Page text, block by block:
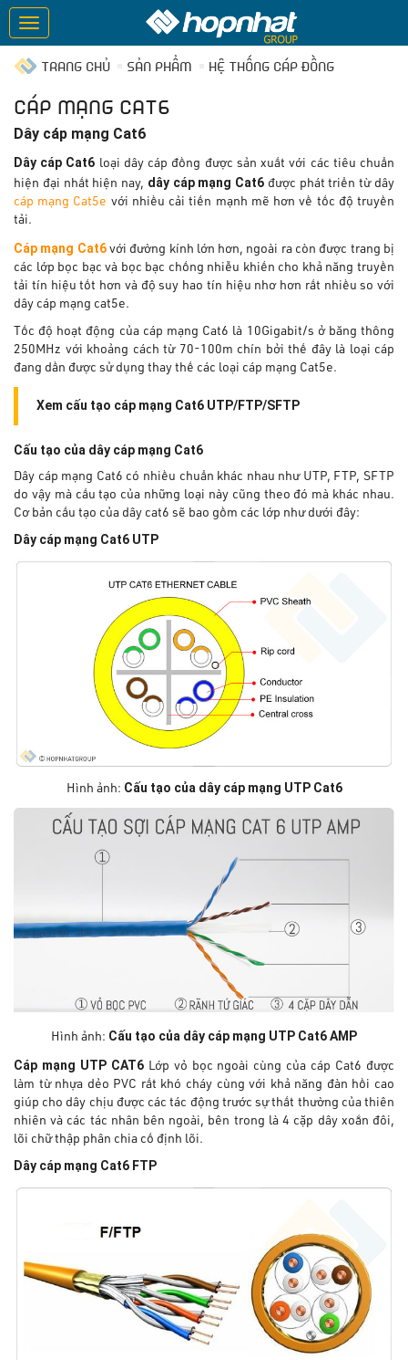
TRANG CHỦ SẢN PHẨM HỆ THỐNG CÁP ĐỒNG
CÁP MẠNG CAT6
Dây cáp mạng Cat6
Dây cáp Cat6 loại dây cáp đồng được sản xuất với các tiêu chuẩn
hiện đại nhất hiện nay, dây cáp mạng Cat6 được phát triển từ dây
cáp mạng Cat5e với nhiều cải tiến mạnh mẽ hơn về tốc độ truyền
tải.
Cáp mạng Cat6với đường kính lớn hơn, ngoài ra còn được trang bị
các lớp bọc bạc và bọc bạc chống nhiễu khiến cho khả năng truyền
tải tín hiệu tốt hơn và độ suy hao tín hiệu nhơ hơn rất nhiều so với
dây cáp mạng cat5e.
Tốc độ hoạt động của cáp mạng Cat6 là 10Gigabit/s ở băng thông
250MHz với khoảng cách từ 70-100m chín bởi thế đây là loại cáp
đang dần được sử dụng thay thế các loại cáp mạng Cat5e.
Xem cấu tạo cáp mạng Cat6 UTP/FTP/SFTP
Cấu tạo của dây cáp mạng Cat6
Dây cáp mạng Cat6 có nhiều chuẩn khác nhau như UTP, FTP, SFTP
do vậy mà cấu tạo của những loại này cũng theo đó mà khác nhau.
Cơ bản cấu tạo của dây cat6 sẽ bao gồm các lớp như dưới đây:
Dây cáp mạng Cat6 UTP
Hình ảnh: Cấu tạo của dây cáp mạng UTP Cat6
Hình ảnh: Cấu tạo của dây cáp mạng UTP Cat6 AMP
Cáp mạng UTP CAT6Lớp vỏ bọc ngoài cùng của cáp Cat6 được
làm từ nhựa dẻo PVC rất khó cháy cùng với khả năng đàn hồi cao
giúp cho dây chịu được các tác động trước sự thất thường của thiên
nhiên và các tác nhân bên ngoài, bên trong là 4 cặp dây xoắn đôi,
lõi chữ thập phân chia cố định lõi.
Dây cáp mạng Cat6 FTP